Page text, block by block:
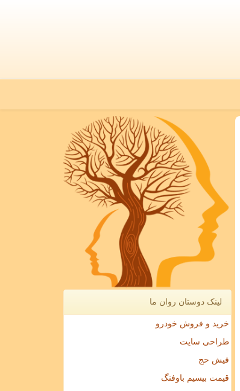
لینک دوستان روان ما
خرید و فروش خودرو
طراحی سایت
فیش حج
قیمت بیسیم باوفنگ